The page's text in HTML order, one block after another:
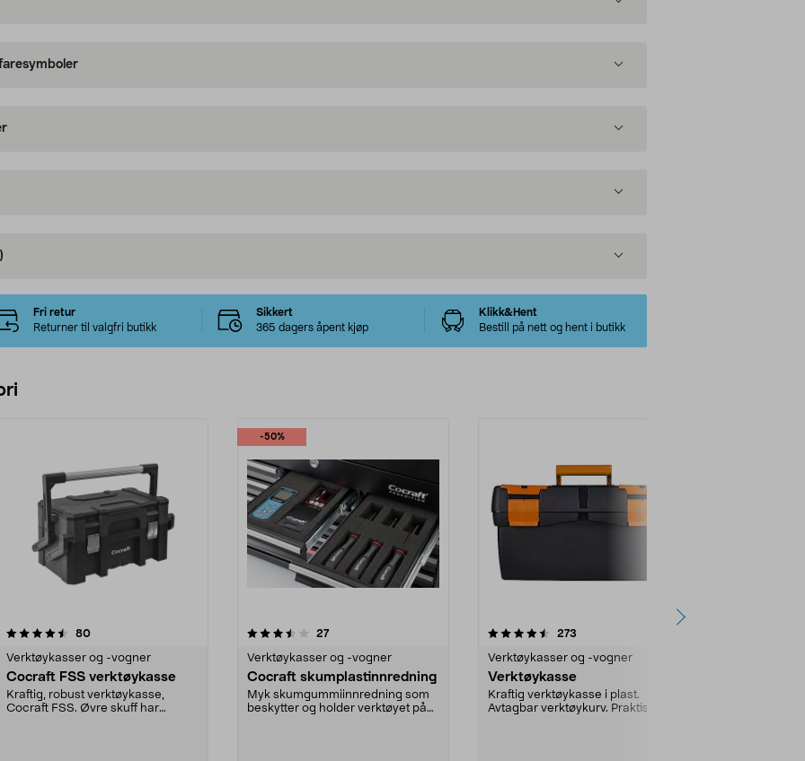
Fri retur
Returner til valgfri butikk
Sikkert
365 dagers åpent kjøp
Klikk&Hent
Bestill på nett og hent i butikk
80anmeldelser
Verktøykasser og -vogner
Cocraft FSS verktøykasse
Kraftig, robust verktøykasse,
Cocraft FSS. Øvre skuff har
-50%
3.5 av 5 stjerner 27anmeldelser
Verktøykasser og -vogner
Cocraft skumplastinnredning
Myk skumgummiinnredning som
beskytter og holder verktøyet på
4.5 av 5 stjerner 273
Verktøykasser og -vogner
Verktøykasse
Kraftig verktøykasse i plast.
Avtagbar verktøykurv. Praktiske
4.5 av 5 stjerner